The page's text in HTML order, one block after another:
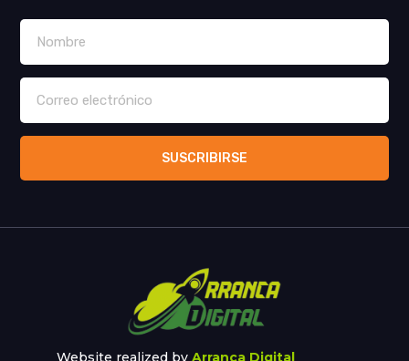
SUSCRIBIRSE
Website realized byArranca Digital